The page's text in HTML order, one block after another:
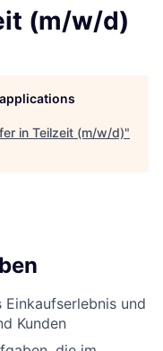
(m/w/d)
in Teilzeit (m/w/d)"
und
Kunden